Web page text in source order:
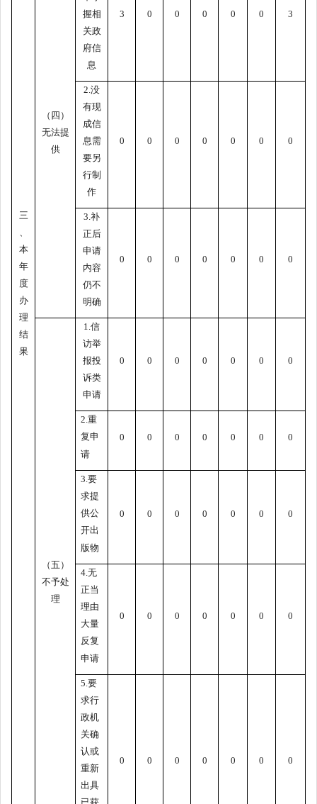
三
本
年
度
办
理
结
果
（四）
无法提
供
握相
关政
府信
息
3 0 0 0 0 0 3
2.没
有现
成信
息需
要另
行制
作
0 0 0 0 0 0 0
3.补
正后
申请
内容
仍不
明确
0 0 0 0 0 0 0
（五）
不予处
理
1.信
访举
报投
诉类
申请
0 0 0 0 0 0 0
2.重
复申
请
0 0 0 0 0 0 0
3.要
求提
供公
开出
版物
0 0 0 0 0 0 0
4.无
正当
理由
大量
反复
申请
0 0 0 0 0 0 0
5.要
求行
政机
关确
认或
重新
出具
0 0 0 0 0 0 0